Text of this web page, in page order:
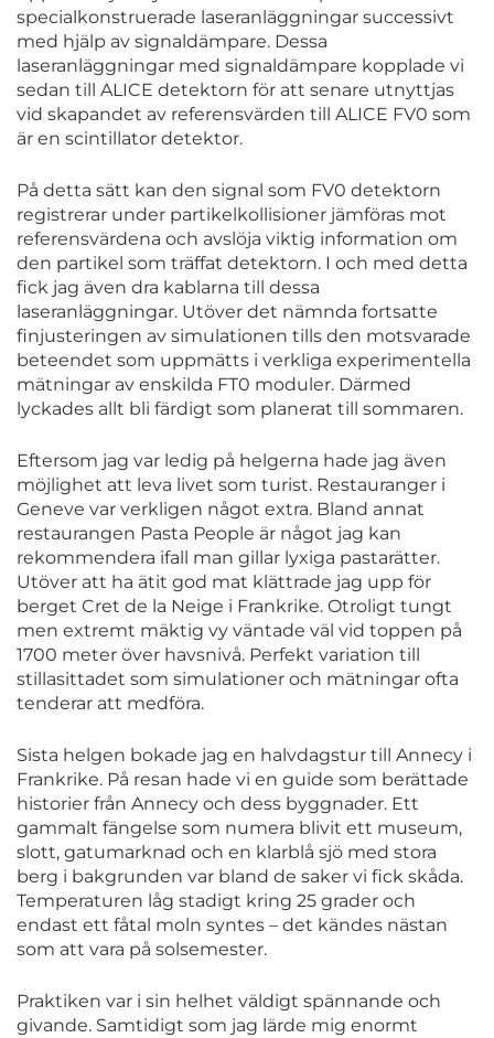
specialkonstruerade laseranläggningar successivt
med hjälp av signaldämpare. Dessa
laseranläggningar med signaldämpare kopplade vi
sedan till ALICE detektorn för att senare utnyttjas
vid skapandet av referensvärden till ALICE FV0 som
är en scintillator detektor.
På detta sätt kan den signal som FV0 detektorn
registrerar under partikelkollisioner jämföras mot
referensvärdena och avslöja viktig information om
den partikel som träffat detektorn. I och med detta
fick jag även dra kablarna till dessa
laseranläggningar. Utöver det nämnda fortsatte
finjusteringen av simulationen tills den motsvarade
beteendet som uppmätts i verkliga experimentella
mätningar av enskilda FT0 moduler. Därmed
lyckades allt bli färdigt som planerat till sommaren.
Eftersom jag var ledig på helgerna hade jag även
möjlighet att leva livet som turist. Restauranger i
Geneve var verkligen något extra. Bland annat
restaurangen Pasta People är något jag kan
rekommendera ifall man gillar lyxiga pastarätter.
Utöver att ha ätit god mat klättrade jag upp för
berget Cret de la Neige i Frankrike. Otroligt tungt
men extremt mäktig vy väntade väl vid toppen på
1700 meter över havsnivå. Perfekt variation till
stillasittadet som simulationer och mätningar ofta
tenderar att medföra.
Sista helgen bokade jag en halvdagstur till Annecy i
Frankrike. På resan hade vi en guide som berättade
historier från Annecy och dess byggnader. Ett
gammalt fängelse som numera blivit ett museum,
slott, gatumarknad och en klarblå sjö med stora
berg i bakgrunden var bland de saker vi fick skåda.
Temperaturen låg stadigt kring 25 grader och
endast ett fåtal moln syntes – det kändes nästan
som att vara på solsemester.
Praktiken var i sin helhet väldigt spännande och
givande. Samtidigt som jag lärde mig enormt